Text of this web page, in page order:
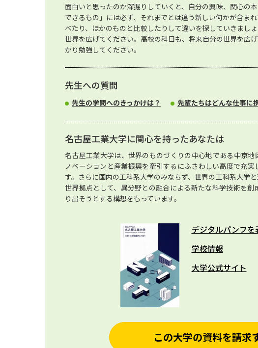
面白いと思ったのか深掘りしていくと、自分の興味、関心の
できるもの」には必ず、それまでとは違う新しい何かが含ま
べたり、ほかのものと比較したりして違いを探していきまし
世界を広げてください。高校の科目も、将来自分の世界を広
かり勉強してください。
先生への質問
先生の学問へのきっかけは？ 先輩たちはどんな仕事に
名古屋工業大学に関心を持ったあなたは
名古屋工業大学は、世界のものづくりの中心地である中京地
ノベーションと産業振興を牽引するにふさわしい高度で充
す。さらに国内の工科系大学のみならず、世界の工科系大学
世界拠点として、異分野との融合による新たな科学技術を
り出そうとする構想をもっています。
デジタルパンフを
学校情報
大学公式サイト
この大学の資料を請求